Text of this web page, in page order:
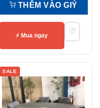
THÊM VÀO GIỶ
⚡ Mua ngay ♡
SALE